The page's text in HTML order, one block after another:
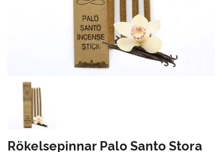
Rökelsepinnar Palo Santo Stora